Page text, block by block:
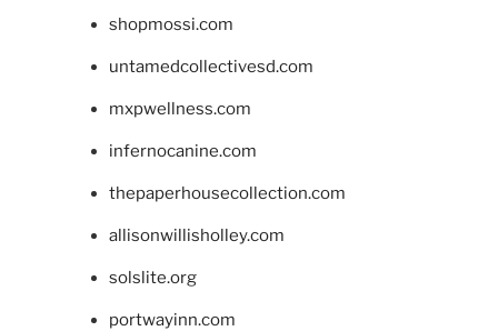
shopmossi.com
untamedcollectivesd.com
mxpwellness.com
infernocanine.com
thepaperhousecollection.com
allisonwillisholley.com
solslite.org
portwayinn.com